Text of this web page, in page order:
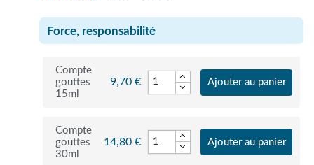
Force, responsabilité
Compte
gouttes
15ml
9,70 € Ajouter au panier
Compte
gouttes
30ml
14,80 € Ajouter au panier